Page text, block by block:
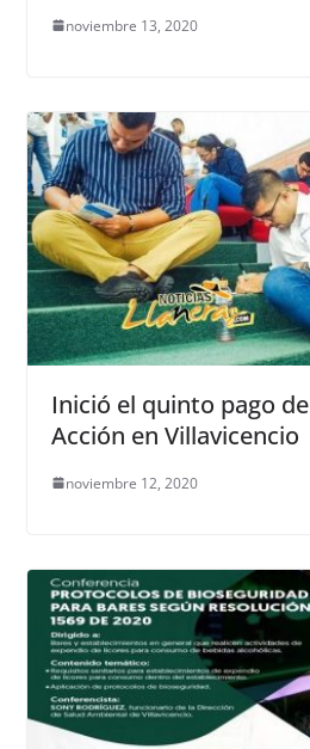
noviembre 13, 2020
Inició el quinto pago
Acción en Villavicencio
noviembre 12, 2020